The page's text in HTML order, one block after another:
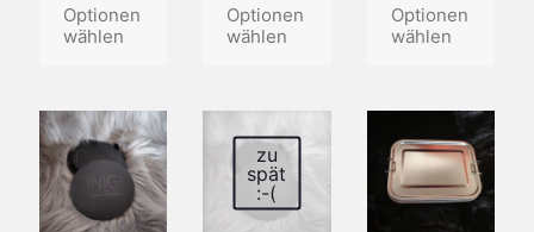
Optionen
wählen
Produkt
weist
mehrere
Varianten
auf.
Die
Optionen
wählen
Produkt
mehrere
Varianten
Optionen
wählen
Produkt
mehrere
Varianten
auf.
zu
spät
:-(